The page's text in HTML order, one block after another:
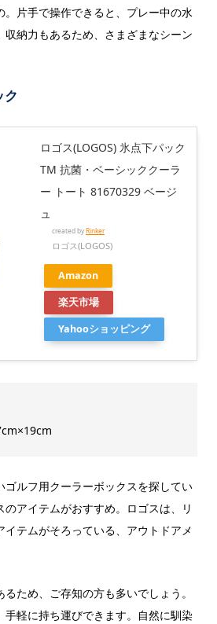
。片手で操作できると、プレー中の水
納力もあるため、さまざまなシーン
ロゴス(LOGOS) 氷点下パック
TM 抗菌・ベーシッククーラ
ー トート 81670329 ベージ
ュ
created byRinker
ロゴス(LOGOS)
Amazon
楽天市場
Yahooショッピング
ゴルフ用クーラーボックスを探してい
アイテムがおすすめ。ロゴスは、リ
イテムがそろっている、アウトドアメ
ため、ご存知の方も多いでしょう。
手軽に持ち運びできます。自然に馴染